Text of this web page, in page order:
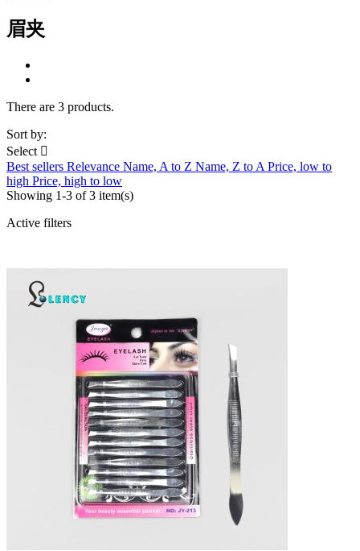
眉夹
There are 3 products.
Sort by:
Select 
Best sellers Relevance Name, A to Z Name, Z to A Price, low to
high Price, high to low
Showing 1-3 of 3 item(s)
Active filters